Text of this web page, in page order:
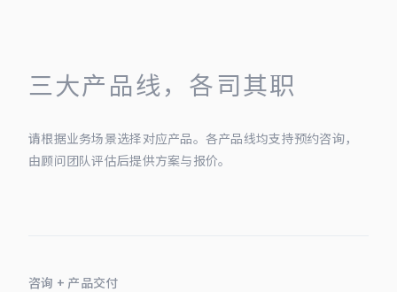
三大产品线，各司其职
请根据业务场景选择对应产品。各产品线均支持预约咨询，
由顾问团队评估后提供方案与报价。
咨询 + 产品交付